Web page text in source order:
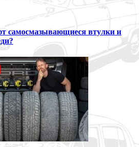
самосмазывающиеся втулки и